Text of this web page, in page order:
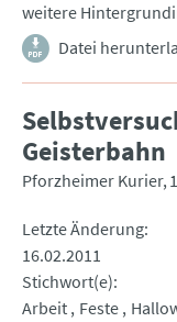
weitere
Datei
Geisterbahn
Pforzheimer Kurier
Letzte Änderung
16.02.2011
Stichwort(e)
Arbeit Feste